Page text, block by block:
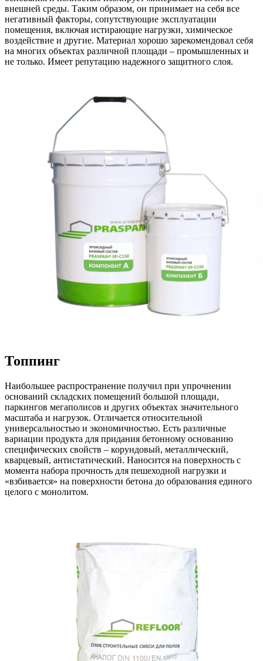
внешней среды. Таким образом, он принимает на себя все
негативный факторы, сопутствующие эксплуатации
помещения, включая истирающие нагрузки, химическое
воздействие и другие. Материал хорошо зарекомендовал себя
на многих объектах различной площади – промышленных и
не только. Имеет репутацию надежного защитного слоя.
Топпинг
Наибольшее распространение получил при упрочнении
оснований складских помещений большой площади,
паркингов мегаполисов и других объектах значительного
масштаба и нагрузок. Отличается относительной
универсальностью и экономичностью. Есть различные
вариации продукта для придания бетонному основанию
специфических свойств – корундовый, металлический,
кварцевый, антистатический. Наносится на поверхность с
момента набора прочность для пешеходной нагрузки и
«взбивается» на поверхности бетона до образования единого
целого с монолитом.